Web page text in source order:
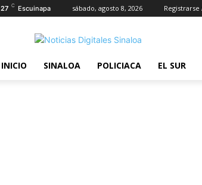
27 C Escuinapa sábado, agosto 8, 2026 Registrarse
INICIO SINALOA POLICIACA EL SUR